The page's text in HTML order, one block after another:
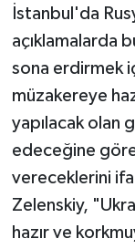
İstanbul'da
açıklamalarda
sona erdirmek
müzakereye
yapılacak olan
edeceğine
vereceklerini
Zelenskiy,
hazır ve